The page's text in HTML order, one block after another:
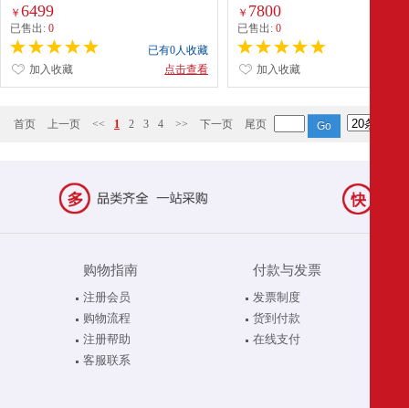
H5S_Linux 支持国产系统 100用户 8GB 高
速33.6K 传真服务器
￥ 6499
已售出: 0
已有0人收藏
点击查看
加入收藏
200用户 16GB 传真服务器 高速
络传真机
￥ 7800
已售出:0
加入收藏
首页 上一页 << 1 2 3 4 >> 下一页 尾页
购物指南
注册会员
购物流程
注册帮助
客服联系
付款与发票
发票制度
货到付款
在线支付